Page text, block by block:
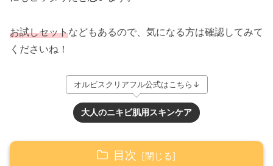
お試しセットなどもあるので、気になる方は確認してみて
くださいね！
オルビスクリアフル公式はこちら↓
大人のニキビ肌用スキンケア
目次